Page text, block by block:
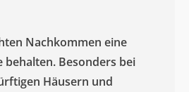
Nachkommen eine
Besonders bei
Häusern und